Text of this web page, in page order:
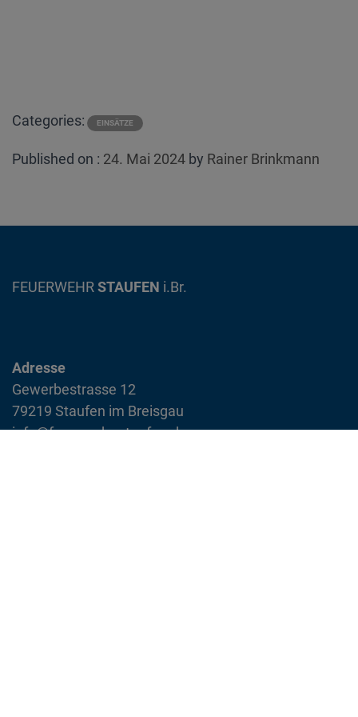
Categories: EINSÄTZE
Published on : Posted
24. Mai 2024 by Rainer Brinkmann
FEUERWEHRSTAUFEN i.Br.
Adresse
Gewerbestrasse 12
79219 Staufen im Breisgau
info@feuerwehr-staufen.de